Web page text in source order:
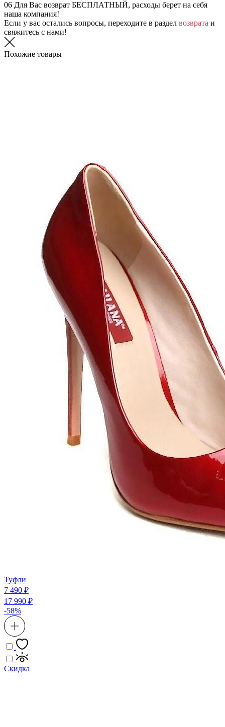
06 Для Вас возврат БЕСПЛАТНЫЙ, расходы берет на себя
наша компания!
Если у вас остались вопросы, переходите в раздел возврата и
свяжитесь с нами!
Похожие товары
Туфли
7 490 ₽
17 990 ₽
-58%
Скидка